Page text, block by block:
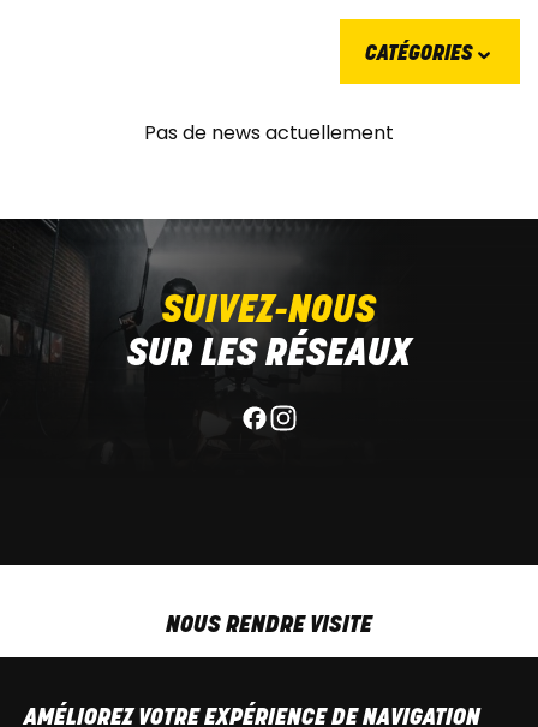
CATÉGORIES
Pas de news actuellement
SUIVEZ-NOUS
SUR LES RÉSEAUX
NOUS RENDRE VISITE
SAM9h00 - 13h30
AMÉLIOREZ VOTRE EXPÉRIENCE DE NAVIGATION